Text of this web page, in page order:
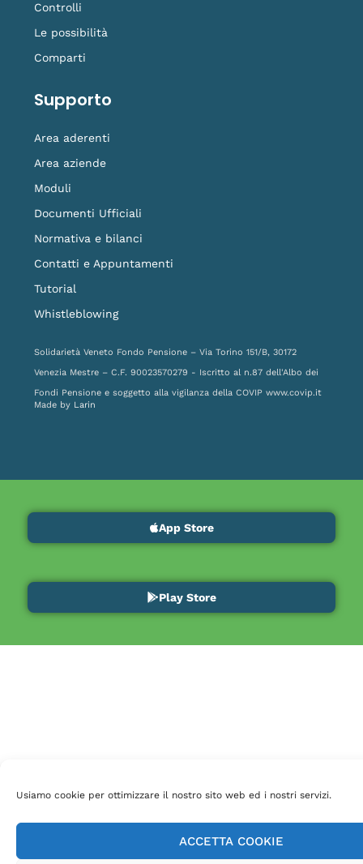
Usiamo cookie per ottimizzare il nostro sito web ed i nostri servizi.
ACCETTA COOKIE
Controlli
Le possibilità
Comparti
Supporto
Area aderenti
Area aziende
Moduli
Documenti Ufficiali
Normativa e bilanci
Contatti e Appuntamenti
Tutorial
Whistleblowing
Solidarietà Veneto Fondo Pensione – Via Torino 151/B, 30172
Venezia Mestre – C.F. 90023570279 - Iscritto al n.87 dell'Albo dei
Fondi Pensione e soggetto alla vigilanza della COVIP www.covip.it
Made by Larin
App Store
Play Store